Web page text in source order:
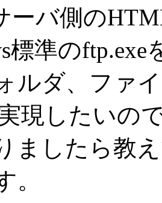
ーバ側の
標準の
ルダ、ファ
現したいの
ましたら教
。